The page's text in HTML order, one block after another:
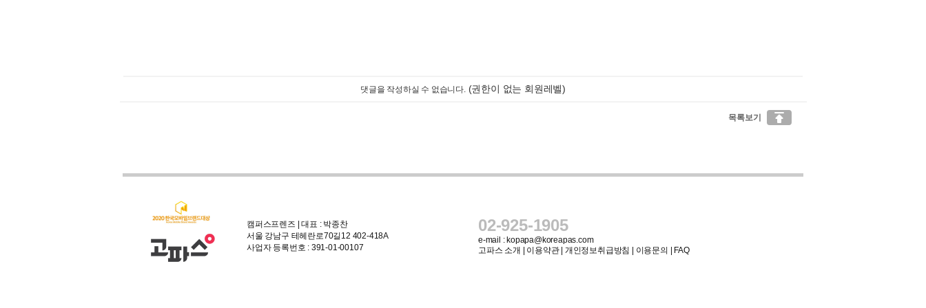
댓글을 작성하실 수 없습니다. (권한이 없는 회원레벨)
목록보기 
캠퍼스프렌즈 | 대표 : 박종찬
서울 강남구 테헤란로70길12 402-418A
사업자 등록번호 : 391-01-00107
02-925-1905
e-mail : kopapa@koreapas.com
고파스 소개
이용약관| 개인정보취급방침 이용문의 FAQ